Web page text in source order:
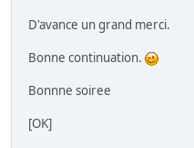
D'avance un grand merci.
Bonne continuation.
Bonnne soiree
[OK]